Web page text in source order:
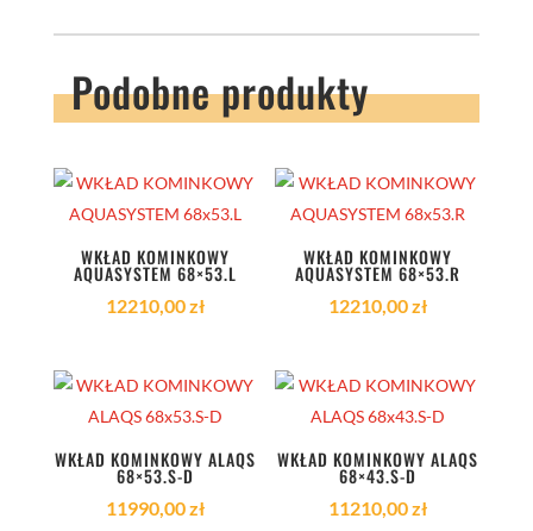
Podobne produkty
WKŁAD KOMINKOWY
AQUASYSTEM 68×53.L
12210,00zł
WKŁAD KOMINKOWY
AQUASYSTEM 68×53.R
12210,00zł
WKŁAD KOMINKOWY ALAQS
68×53.S-D
11990,00zł
WKŁAD KOMINKOWY ALAQS
68×43.S-D
11210,00zł